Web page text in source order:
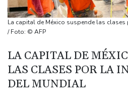
El Real Madrid anuncia el fichaje
Diomandé
El mexicano Del Toro renueva con
El doloroso baile de cifras de
Venezuela
Un comité del Senado de EEUU
responsable de la lucha anticovid
La capital de México suspende las
/ Foto: © AFP
LA CAPITAL DE
LAS CLASES POR LA
DEL MUNDIAL